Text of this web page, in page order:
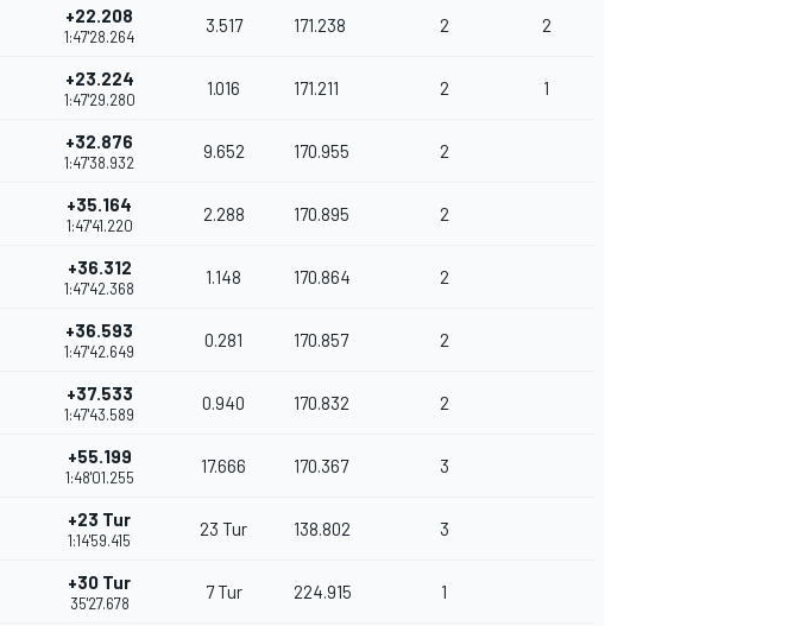
+22.208
1:47'28.264
3.517 171.238 2 2
+23.224
1:47'29.280
1.016 171.211 2 1
+32.876
1:47'38.932
9.652 170.955 2
+35.164
1:47'41.220
2.288 170.895 2
+36.312
1:47'42.368
1.148 170.864 2
+36.593
1:47'42.649
0.281 170.857 2
+37.533
1:47'43.589
0.940 170.832 2
+55.199
1:48'01.255
17.666 170.367 3
+23 Tur
1:14'59.415
23 Tur 138.802 3
+30 Tur
35'27.678
7 Tur 224.915 1